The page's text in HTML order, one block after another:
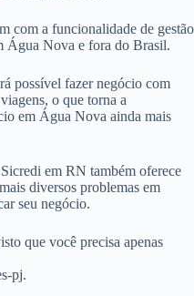
com a funcionalidade de gestão
Água Nova e fora do Brasil.
possível fazer negócio com
o que torna a
em Água Nova ainda mais
em RN também oferece
diversos problemas em
seu negócio.
que você precisa apenas
pj.